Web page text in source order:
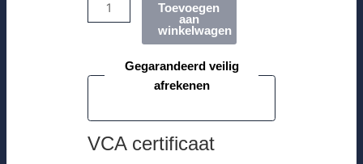
Toevoegen
aan
winkelwagen
Gegarandeerd veilig
afrekenen
VCA certificaat